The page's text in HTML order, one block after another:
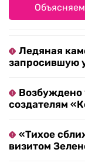
Ледяная
запросившую
Возбуждено
создателям
«Тихое
визитом